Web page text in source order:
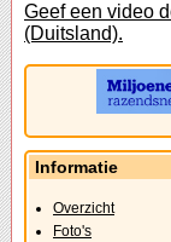
Geef een video
(Duitsland).
Informatie
Overzicht
Foto's